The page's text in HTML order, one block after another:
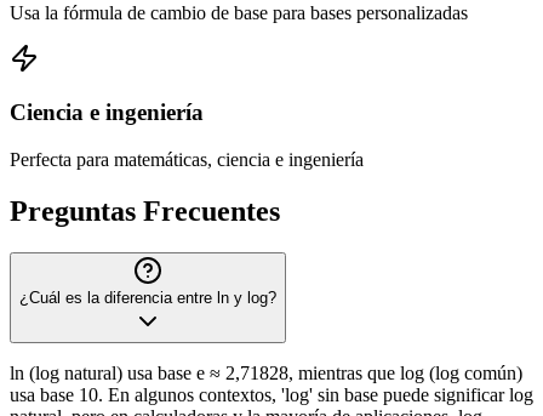
Usa la fórmula de cambio de base para bases personalizadas
Ciencia e ingeniería
Perfecta para matemáticas, ciencia e ingeniería
Preguntas Frecuentes
¿Cuál es la diferencia entre ln y log?
ln (log natural) usa base e ≈ 2,71828, mientras que log (log común)
usa base 10. En algunos contextos, 'log' sin base puede significar log